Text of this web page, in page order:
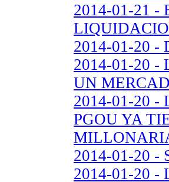
2014-01-21 -
2014-01-20 -
2014-01-20 -
UN
2014-01-20 -
PGOU YA
2014-01-20
2014-01-20 -